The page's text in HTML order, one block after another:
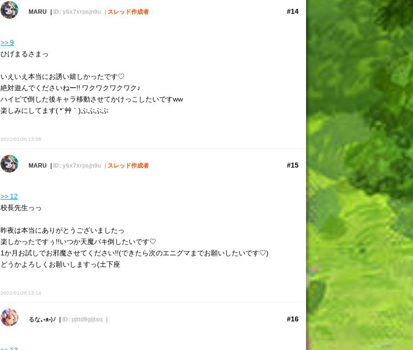
MARU ID: y6x7xrpsjn9u スレッド作成者 #14
>> 9
ひげまるさまっ
いえいえ本当にお誘い嬉しかったです♡
絶対遊んでくださいねー!! ワクワクワクワク♪
ハイビで倒した後キャラ移動させてかけっこしたいですww
楽しみにしてます( *´艸｀)ぷぷぷぷ
2022/01/26 13:06
MARU ID: y6x7xrpsjn9u スレッド作成者 #15
>> 12
校長先生っっ
昨夜は本当にありがとうございましたっ
楽しかったですぅ!!いつか天魔パキ倒したいです♡
1か月お試しでお邪魔させてください!!(できたら次のエニグマまでお願いしたいです♡)
どうかよろしくお願いしますっ(土下座
2022/01/26 13:14
るな｡•ᴥ•)ﾉ ID: pjttd9gijtsq #16